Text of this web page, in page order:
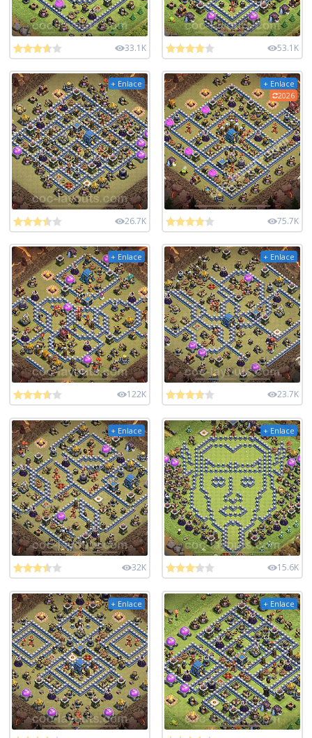
33.1K 53.1K
+ Enlace
26.7K
+ Enlace
2026
75.7K
+ Enlace
122K
+ Enlace
23.7K
+ Enlace
32K
+ Enlace
15.6K
+ Enlace + Enlace